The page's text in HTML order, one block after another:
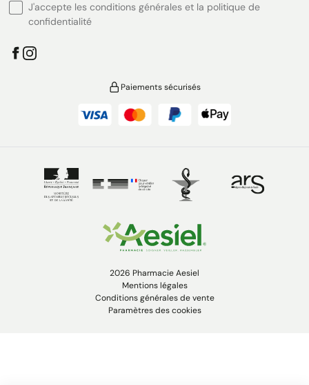
J'accepte les conditions générales et la politique de
confidentialité
Paiements sécurisés
2026 Pharmacie Aesiel
Mentions légales
Conditions générales de vente
Paramètres des cookies